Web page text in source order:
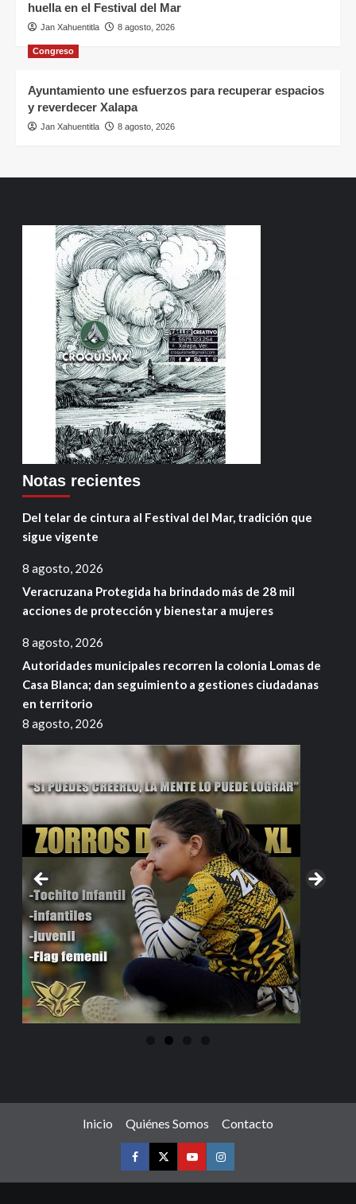
huella en el Festival del Mar
Jan Xahuentitla 8 agosto, 2026
Congreso
Ayuntamiento une esfuerzos para recuperar espacios
y reverdecer Xalapa
Jan Xahuentitla 8 agosto, 2026
Notas recientes
Del telar de cintura al Festival del Mar, tradición que
sigue vigente
8 agosto, 2026
Veracruzana Protegida ha brindado más de 28 mil
acciones de protección y bienestar a mujeres
8 agosto, 2026
Autoridades municipales recorren la colonia Lomas de
Casa Blanca; dan seguimiento a gestiones ciudadanas
en territorio
8 agosto, 2026
Inicio Quiénes Somos Contacto